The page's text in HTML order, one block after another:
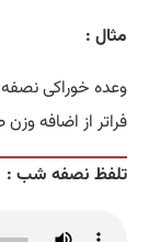
مثال :
وعده خوراکی
فراتر از اضافه
تلفظ نصفه شب :